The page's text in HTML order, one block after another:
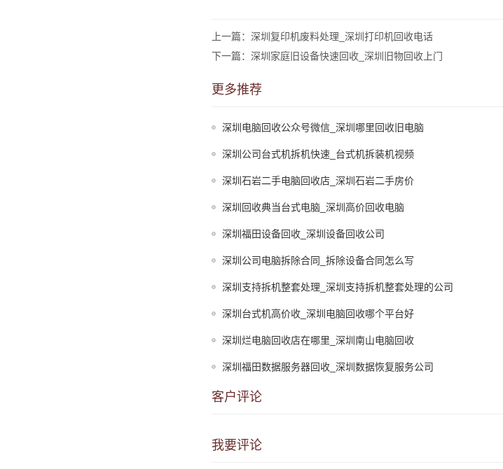
上一篇：深圳复印机废料处理_深圳打印机回收电话
下一篇：深圳家庭旧设备快速回收_深圳旧物回收上门
更多推荐
深圳电脑回收公众号微信_深圳哪里回收旧电脑
深圳公司台式机拆机快速_台式机拆装机视频
深圳石岩二手电脑回收店_深圳石岩二手房价
深圳回收典当台式电脑_深圳高价回收电脑
深圳福田设备回收_深圳设备回收公司
深圳公司电脑拆除合同_拆除设备合同怎么写
深圳支持拆机整套处理_深圳支持拆机整套处理的公司
深圳台式机高价收_深圳电脑回收哪个平台好
深圳烂电脑回收店在哪里_深圳南山电脑回收
深圳福田数据服务器回收_深圳数据恢复服务公司
客户评论
我要评论